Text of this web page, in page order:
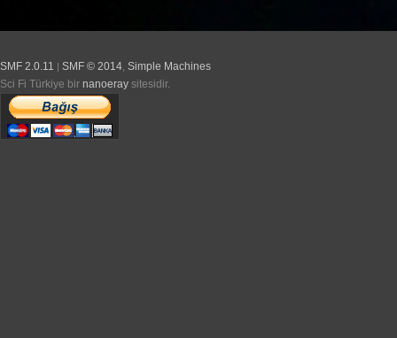
SMF 2.0.11 SMF © 2014, Simple Machines
Sci Fi Türkiye bir nanoeray sitesidir.